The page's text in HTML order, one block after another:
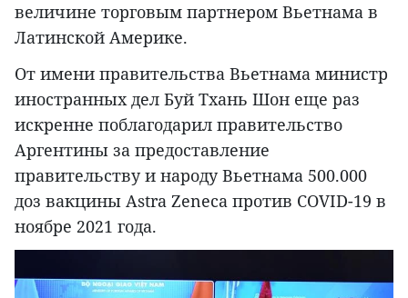
величине торговым партнером Вьетнама в
Латинской Америке.
От имени правительства Вьетнама министр
иностранных дел Буй Тхань Шон еще раз
искренне поблагодарил правительство
Аргентины за предоставление
правительству и народу Вьетнама 500.000
доз вакцины Astra Zeneca против COVID-19 в
ноябре 2021 года.